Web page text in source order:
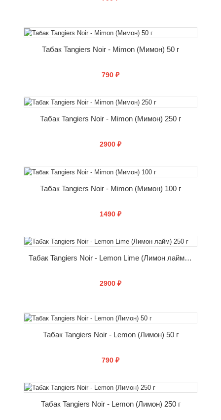
КУПИТЬ
Табак Tangiers Noir - Mimon (Мимон) 50 г
790 ₽
КУПИТЬ
Табак Tangiers Noir - Mimon (Мимон) 250 г
2900 ₽
КУПИТЬ
Табак Tangiers Noir - Mimon (Мимон) 100 г
1490 ₽
КУПИТЬ
Табак Tangiers Noir - Lemon Lime (Лимон лайм) 250 г
2900 ₽
КУПИТЬ
Табак Tangiers Noir - Lemon (Лимон) 50 г
790 ₽
КУПИТЬ
Табак Tangiers Noir - Lemon (Лимон) 250 г